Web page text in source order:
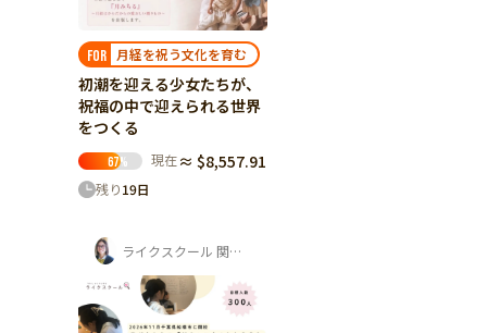
FOR 月経を祝う文化を育む
初潮を迎える少女たちが、
祝福の中で迎えられる世界
をつくる
67% 現在 ≈ $8,557.91
残り19日
ライクスクール 関口桃子